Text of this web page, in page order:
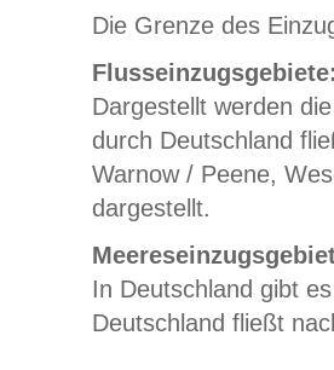
Die Grenze des
Dargestellt werden
durch Deutschland
Warnow / Peene,
dargestellt.
In Deutschland gibt
Deutschland fließt